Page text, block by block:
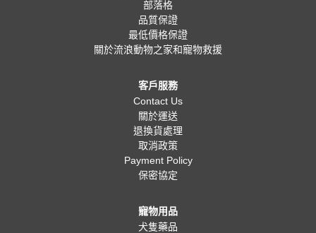
部落格
品質保證
最低價格保證
關於流浪動物之家和寵物救援
客戶服務
Contact Us
關於運送
退換貨處理
取消政策
Payment Policy
保密協定
寵物用品
犬隻藥品